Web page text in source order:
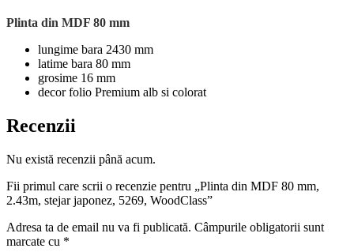
Plinta din MDF 80 mm
lungime bara 2430 mm
latime bara 80 mm
grosime 16 mm
decor folio Premium alb si colorat
Recenzii
Nu există recenzii până acum.
Fii primul care scrii o recenzie pentru „Plinta din MDF 80 mm,
2.43m, stejar japonez, 5269, WoodClass”
Adresa ta de email nu va fi publicată. Câmpurile obligatorii sunt
marcate cu *